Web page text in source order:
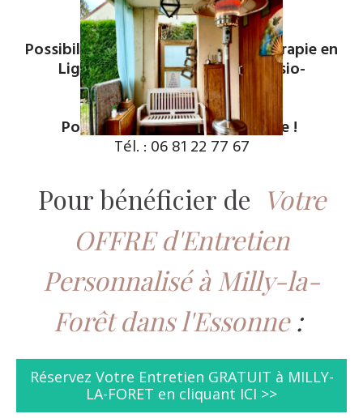
Possibilité également de Psychothérapie en
Ligne (par vidéo en direct en visio-
conférence).
Pour me contacter, c'est simple !
Tél. : 06 81 22 77 67
Pour bénéficier de Votre
OFFRE d'Entretien
Personnalisé à Milly-la-
Forêt dans l'Essonne:
Réservez Votre Entretien GRATUIT à MILLY-
LA-FORET en cliquant ICI >>